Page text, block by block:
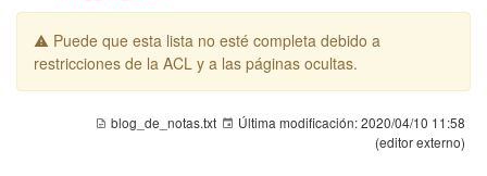
Puede que esta lista no esté completa debido a
restricciones de la ACL y a las páginas ocultas.
blog_de_notas.txt Última modificación:2020/04/10 11:58
(editor externo)